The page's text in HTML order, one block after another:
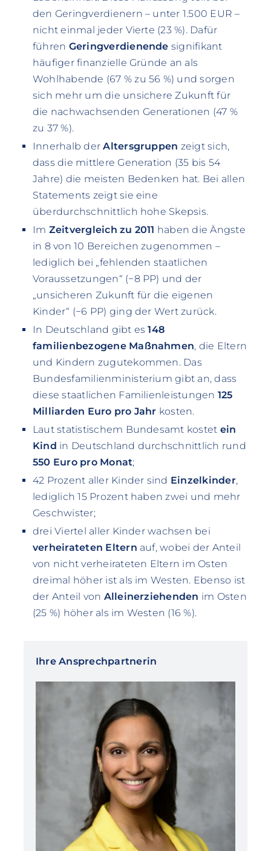
den Geringverdienern – unter 1.500 EUR –
nicht einmal jeder Vierte (23 %). Dafür
führen Geringverdienende signifikant
häufiger finanzielle Gründe an als
Wohlhabende (67 % zu 56 %) und sorgen
sich mehr um die unsichere Zukunft für
die nachwachsenden Generationen (47 %
zu 37 %).
Innerhalb derAltersgruppen zeigt sich,
dass die mittlere Generation (35 bis 54
Jahre) die meisten Bedenken hat. Bei allen
Statements zeigt sie eine
überdurchschnittlich hohe Skepsis.
Im Zeitvergleich zu 2011 haben die Ängste
in 8 von 10 Bereichen zugenommen –
lediglich bei „fehlenden staatlichen
Voraussetzungen“ (−8 PP) und der
„unsicheren Zukunft für die eigenen
Kinder“ (−6 PP) ging der Wert zurück.
In Deutschland gibt es148
familienbezogene Maßnahmen, die Eltern
und Kindern zugutekommen. Das
Bundesfamilienministerium gibt an, dass
diese staatlichen Familienleistungen 125
Milliarden Euro pro Jahr kosten.
Laut statistischem Bundesamt kostet ein
Kind in Deutschland durchschnittlich rund
550 Euro pro Monat;
42 Prozent aller Kinder sind Einzelkinder,
lediglich 15 Prozent haben zwei und mehr
Geschwister;
drei Viertel aller Kinder wachsen bei
verheirateten Eltern auf, wobei der Anteil
von nicht verheirateten Eltern im Osten
dreimal höher ist als im Westen. Ebenso ist
der Anteil von Alleinerziehenden im Osten
(25 %) höher als im Westen (16 %).
Ihre Ansprechpartnerin